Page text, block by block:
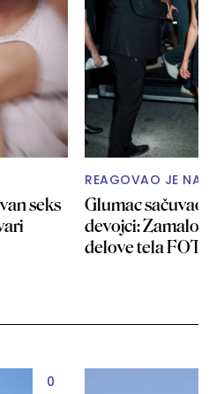
seks
REAGOVAO JE NA
Glumac
devojci: Zamalo
delove tela
0